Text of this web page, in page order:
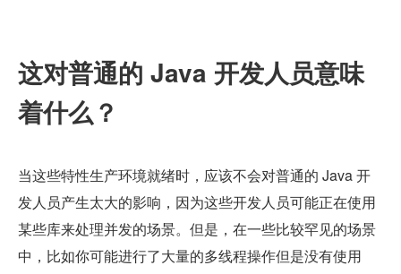
这对普通的 Java 开发人员意味
着什么？
当这些特性生产环境就绪时，应该不会对普通的 Java 开
发人员产生太大的影响，因为这些开发人员可能正在使用
某些库来处理并发的场景。但是，在一些比较罕见的场景
中，比如你可能进行了大量的多线程操作但是没有使用